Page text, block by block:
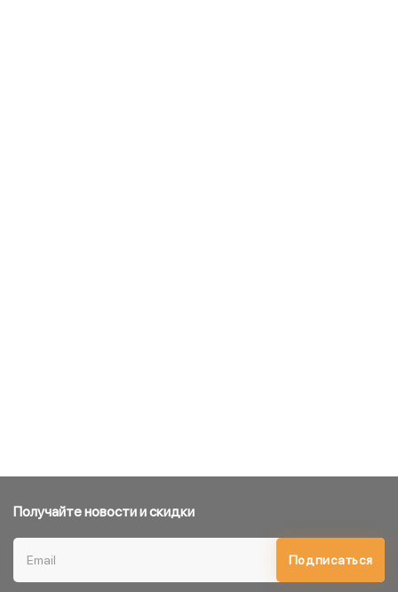
Получайте новости и скидки
Подписаться